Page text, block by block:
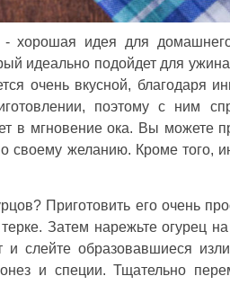
- хорошая идея для
идеально подойдет для
очень вкусной, благодаря
поэтому с ним
в мгновение ока. Вы можете
желанию. Кроме того,
Приготовить его очень
Затем нарежьте огурец
и слейте образовавшиеся
и специи. Тщательно